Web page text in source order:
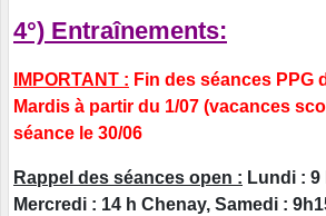
4°) Entraînements:
IMPORTANT : Fin des séances PPG
Mardis à partir du 1/07 (vacances
séance le 30/06
Rappel des séances open : Lundi : 9
Mercredi : 14 h Chenay, Samedi :